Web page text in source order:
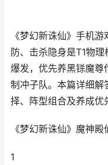
《梦幻新诛仙》手机
防、击杀隐身是T1物
爆发，优先养黑铩魔尊
制冲子队。本篇详细解
择、阵型组合及养成优
《梦幻新诛仙》魔神
1